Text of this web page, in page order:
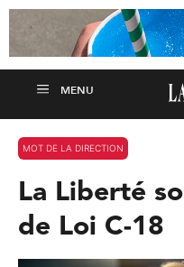
MOT DE LA DIRECTION
La Liberté
de Loi C-18